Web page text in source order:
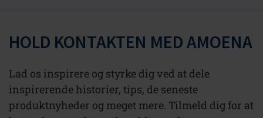
HOLD KONTAKTEN MED AMOENA
Lad os inspirere og styrke dig ved at dele
inspirerende historier, tips, de seneste
produktnyheder og meget mere. Tilmeld dig for at